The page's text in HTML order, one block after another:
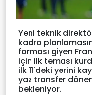
Yeni teknik
kadro
forması giyen
için ilk teması
ilk 11'deki yerini
yaz transfer
bekleniyor.